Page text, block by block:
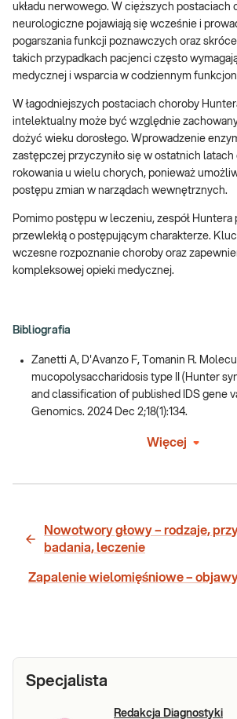
układu nerwowego. W cięższych postaciach
neurologiczne pojawiają się wcześnie i
pogarszania funkcji poznawczych oraz
takich przypadkach pacjenci często
medycznej i wsparcia w codziennym
W łagodniejszych postaciach choroby
intelektualny może być względnie
dożyć wieku dorosłego. Wprowadzenie
zastępczej przyczyniło się w ostatnich latach
rokowania u wielu chorych, ponieważ
postępu zmian w narządach wewnętrznych.
Pomimo postępu w leczeniu, zespół
przewlekłą o postępującym charakterze.
wczesne rozpoznanie choroby oraz
kompleksowej opieki medycznej.
Bibliografia
Zanetti A, D'Avanzo F, Tomanin R.
mucopolysaccharidosis type II (Hunter
and classification of published IDS gene
Genomics. 2024 Dec 2;18(1):134.
Więcej
Nowotwory głowy – rodzaje,
badania, leczenie
Zapalenie wielomięśniowe –
Specjalista
Redakcja Diagnostyki